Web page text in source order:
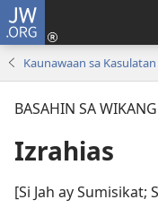
JW.ORG
Kaunawaan sa Kasulatan
BASAHIN SA WIKANG
Izrahias
[Si Jah ay Sumisikat;